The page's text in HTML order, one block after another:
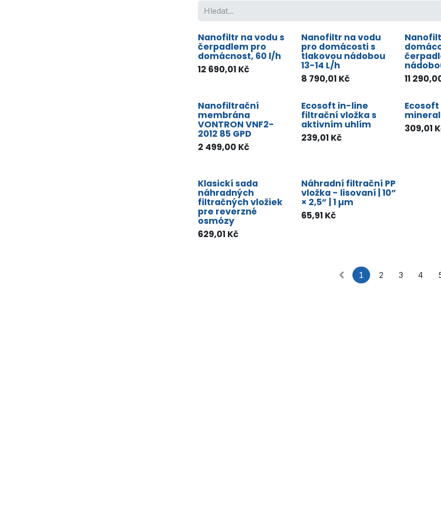
Nanofiltr na vodu s
čerpadlem pro
domácnost, 60 l/h
12 690,01 Kč
Nanofiltr na vodu
pro domácosti s
tlakovou nádobou
13-14 L/h
8 790,01 Kč
11
Nanofiltrační
membrána
VONTRON VNF2-
2012 85 GPD
2 499,00 Kč
Ecosoft in-line
filtrační vložka s
aktivním uhlím
239,01 Kč
309,01
Klasickí sada
náhradných
filtračných vložiek
pre reverzné
osmózy
629,01 Kč
Náhradní filtrační PP
vložka - lisovaní | 10”
× 2,5” | 1 µm
65,91 Kč
1 2 3 4